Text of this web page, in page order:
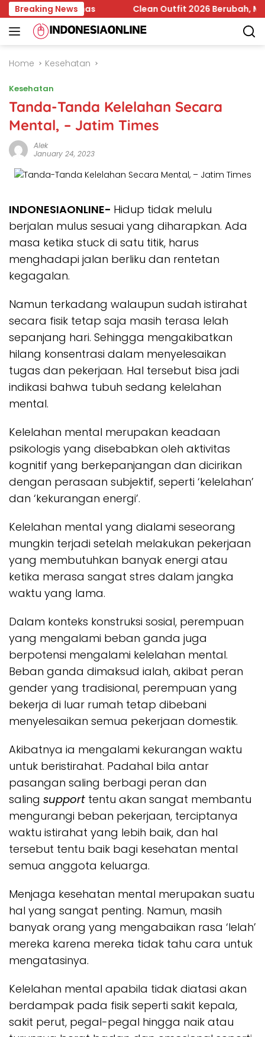
Skip
to
content
Breaking News
Bapanas Clean Outfit 2026 Berubah,
Home Kesehatan
Kesehatan
Tanda-Tanda Kelelahan Secara
Mental, – Jatim Times
Alek
January 24, 2023
INDONESIAONLINE- Hidup tidak melulu
berjalan mulus sesuai yang diharapkan. Ada
masa ketika stuck di satu titik, harus
menghadapi jalan berliku dan rentetan
kegagalan.
Namun terkadang walaupun sudah istirahat
secara fisik tetap saja masih terasa lelah
sepanjang hari. Sehingga mengakibatkan
hilang konsentrasi dalam menyelesaikan
tugas dan pekerjaan. Hal tersebut bisa jadi
indikasi bahwa tubuh sedang kelelahan
mental.
Kelelahan mental merupakan keadaan
psikologis yang disebabkan oleh aktivitas
kognitif yang berkepanjangan dan dicirikan
dengan perasaan subjektif, seperti ‘kelelahan’
dan ‘kekurangan energi’.
Kelelahan mental yang dialami seseorang
mungkin terjadi setelah melakukan pekerjaan
yang membutuhkan banyak energi atau
ketika merasa sangat stres dalam jangka
waktu yang lama.
Dalam konteks konstruksi sosial, perempuan
yang mengalami beban ganda juga
berpotensi mengalami kelelahan mental.
Beban ganda dimaksud ialah, akibat peran
gender yang tradisional, perempuan yang
bekerja di luar rumah tetap dibebani
menyelesaikan semua pekerjaan domestik.
Akibatnya ia mengalami kekurangan waktu
untuk beristirahat. Padahal bila antar
pasangan saling berbagi peran dan
saling support tentu akan sangat membantu
mengurangi beban pekerjaan, terciptanya
waktu istirahat yang lebih baik, dan hal
tersebut tentu baik bagi kesehatan mental
semua anggota keluarga.
Menjaga kesehatan mental merupakan suatu
hal yang sangat penting. Namun, masih
banyak orang yang mengabaikan rasa ‘lelah’
mereka karena mereka tidak tahu cara untuk
mengatasinya.
Kelelahan mental apabila tidak diatasi akan
berdampak pada fisik seperti sakit kepala,
sakit perut, pegal-pegal hingga naik atau